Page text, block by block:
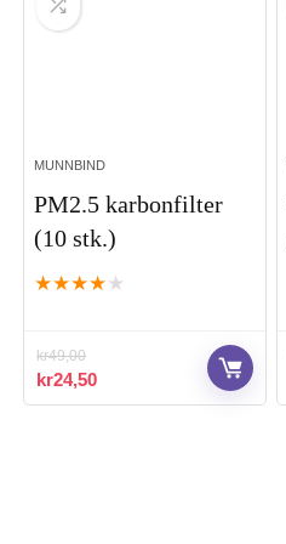
MUNNBIND
PM2.5 karbonfilter
(10 stk.)
★★★★ ★
kr49,00
Opprinnelig
pris
kr24,50Nåværende
pris